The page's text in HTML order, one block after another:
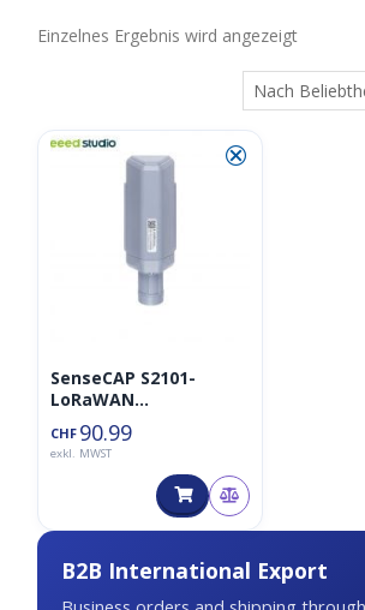
B2B International Export
Einzelnes Ergebnis wird angezeigt
⮿
SenseCAP S2101-
LoRaWAN
Lufttemperatur- und
Luftfeuchtigkeitssens
or
CHF 90.99
exkl. MWST